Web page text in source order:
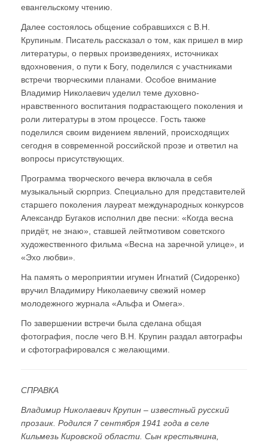
евангельскому чтению.
Далее состоялось общение собравшихся с В.Н.
Крупиным. Писатель рассказал о том, как пришел в мир
литературы, о первых произведениях, источниках
вдохновения, о пути к Богу, поделился с участниками
встречи творческими планами. Особое внимание
Владимир Николаевич уделил теме духовно-
нравственного воспитания подрастающего поколения и
роли литературы в этом процессе. Гость также
поделился своим видением явлений, происходящих
сегодня в современной российской прозе и ответил на
вопросы присутствующих.
Программа творческого вечера включала в себя
музыкальный сюрприз. Специально для представителей
старшего поколения лауреат международных конкурсов
Александр Бугаков исполнил две песни: «Когда весна
придёт, не знаю», ставшей лейтмотивом советского
художественного фильма «Весна на заречной улице», и
«Эхо любви».
На память о мероприятии игумен Игнатий (Сидоренко)
вручил Владимиру Николаевичу свежий номер
молодежного журнала «Альфа и Омега».
По завершении встречи была сделана общая
фотография, после чего В.Н. Крупин раздал автографы
и сфотографировался с желающими.
СПРАВКА
Владимир Николаевич Крупин – известный русский
прозаик. Родился 7 сентября 1941 года в селе
Кильмезь Кировской области. Сын крестьянина,